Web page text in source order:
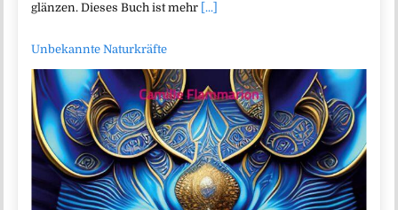
glänzen. Dieses Buch ist mehr [...]
Unbekannte Naturkräfte